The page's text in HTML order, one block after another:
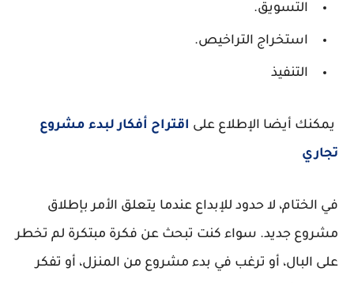
التسويق.
استخراج التراخيص.
التنفيذ
يمكنك أيضا الإطلاع على اقتراح أفكار لبدء مشروع
تجاري
في الختام، لا حدود للإبداع عندما يتعلق الأمر بإطلاق
مشروع جديد. سواء كنت تبحث عن فكرة مبتكرة لم تخطر
على البال، أو ترغب في بدء مشروع من المنزل، أو تفكر